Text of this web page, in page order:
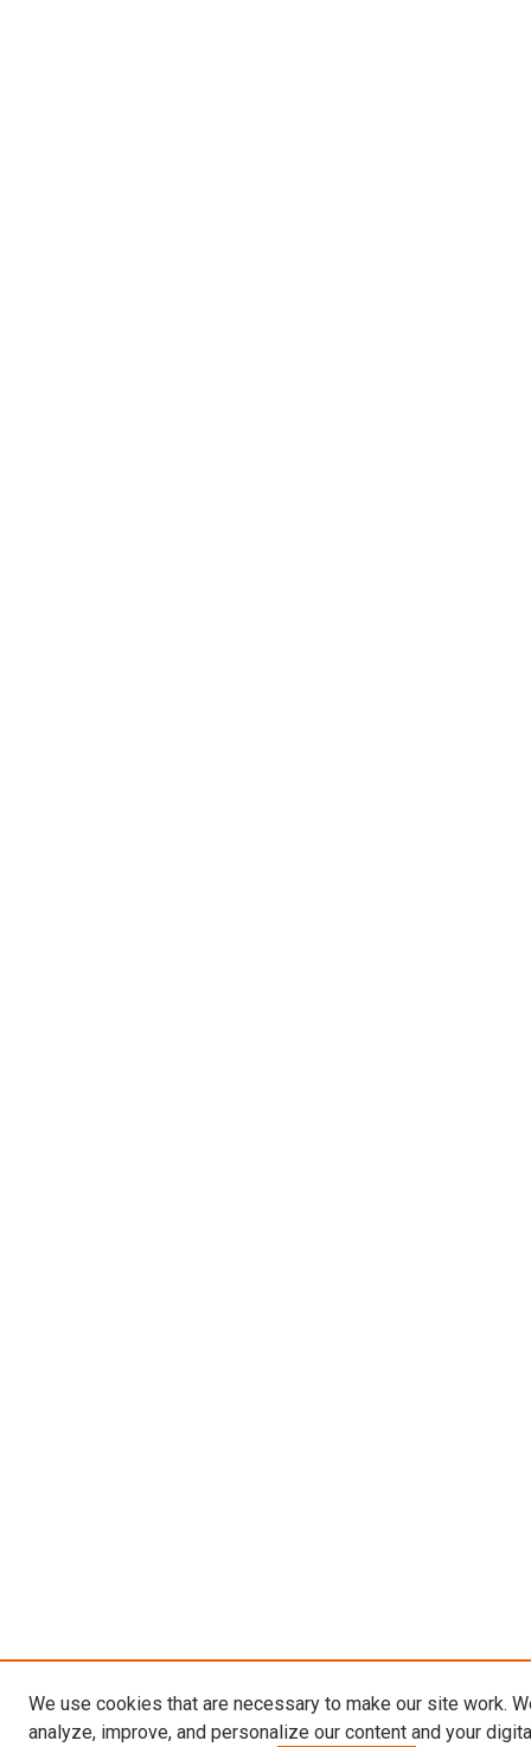
We use cookies that are necessary to make our site work.
analyze, improve, and personalize our content and your